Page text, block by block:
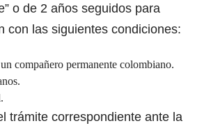
o de 2 años seguidos para
con las siguientes condiciones:
compañero permanente colombiano.
trámite correspondiente ante la